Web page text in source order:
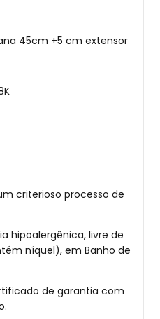
45cm +5 cm extensor
criterioso processo de
hipoalergênica, livre de
níquel), em Banho de
de garantia com